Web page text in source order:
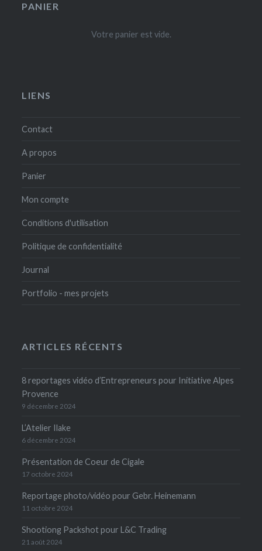
PANIER
Votre panier est vide.
LIENS
Contact
A propos
Panier
Mon compte
Conditions d'utilisation
Politique de confidentialité
Journal
Portfolio - mes projets
ARTICLES RÉCENTS
8 reportages vidéo d’Entrepreneurs pour Initiative Alpes
Provence
9 décembre 2024
L’Atelier Ilake
6 décembre 2024
Présentation de Coeur de Cigale
17 octobre 2024
Reportage photo/vidéo pour Gebr. Heinemann
11 octobre 2024
Shootiong Packshot pour L&C Trading
21 août 2024